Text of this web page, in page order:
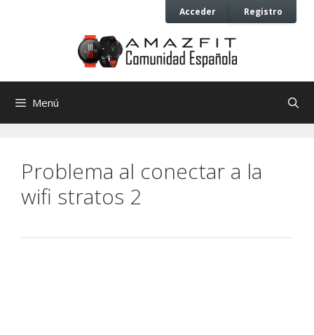
Acceder Registro
Menú
Problema al conectar a la
wifi stratos 2